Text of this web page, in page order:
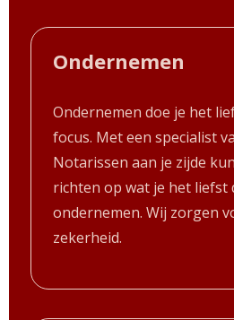
Ondernemen
Ondernemen doe je het
focus. Met een specialist
Notarissen aan je zijde
richten op wat je het liefst
ondernemen. Wij zorgen
zekerheid.